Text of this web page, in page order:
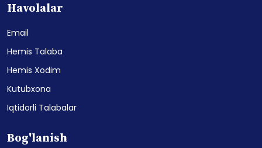
Havolalar
Email
Hemis Talaba
Hemis Xodim
Kutubxona
Iqtidorli Talabalar
Bog'lanish